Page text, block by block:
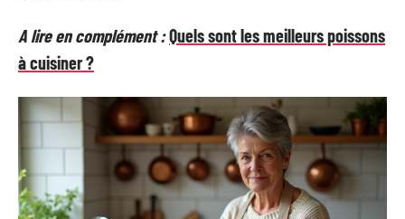
A lire en complément :Quels sont les meilleurs poissons
à cuisiner ?